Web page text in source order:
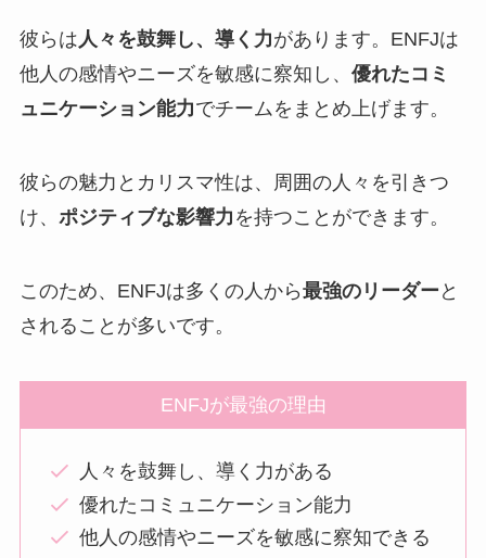
彼らは 人々を鼓舞し、導く力があります。ENFJは
他人の感情やニーズを敏感に察知し、 優れたコミ
ュニケーション能力でチームをまとめ上げます。
彼らの魅力とカリスマ性は、周囲の人々を引きつ
け、 ポジティブな影響力 を持つことができます。
このため、ENFJは多くの人から最強のリーダー と
されることが多いです。
ENFJが最強の理由
人々を鼓舞し、導く力がある
優れたコミュニケーション能力
他人の感情やニーズを敏感に察知できる